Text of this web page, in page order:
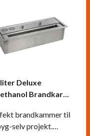
Bioethanol
liter Deluxe
Brandkar
brandkammer til
selv projekt.